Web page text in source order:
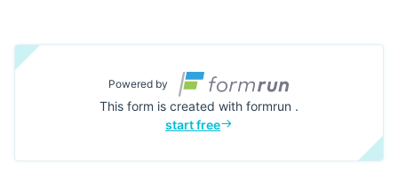
Powered by
This form is created with formrun .
start free